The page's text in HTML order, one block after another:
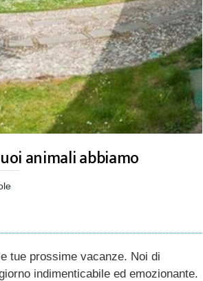
animali abbiamo
tue prossime vacanze. Noi di
indimenticabile ed emozionante.